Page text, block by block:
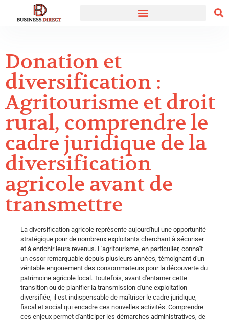
Donation et
diversification :
Agritourisme et droit
rural, comprendre le
cadre juridique de la
diversification
agricole avant de
transmettre
La diversification agricole représente aujourd'hui une opportunité
stratégique pour de nombreux exploitants cherchant à sécuriser
et à enrichir leurs revenus. L'agritourisme, en particulier, connaît
un essor remarquable depuis plusieurs années, témoignant d'un
véritable engouement des consommateurs pour la découverte du
patrimoine agricole local. Toutefois, avant d'entamer cette
transition ou de planifier la transmission d'une exploitation
diversifiée, il est indispensable de maîtriser le cadre juridique,
fiscal et social qui encadre ces nouvelles activités. Comprendre
ces enjeux permet d'anticiper les démarches administratives, de